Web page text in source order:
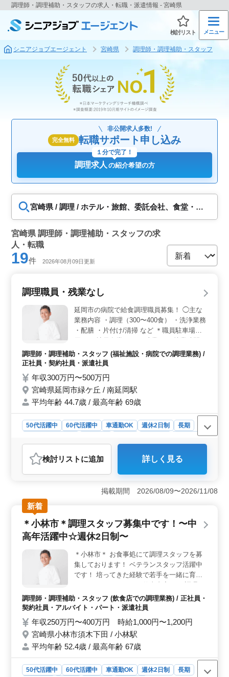
調理師・調理補助・スタッフの求人・転職・派遣情報 - 宮崎県
検討リスト メニュー
シニアジョブエージェント 宮崎県 調理師・調理補助・スタッフ
完全無料
非公開求人多数!
転職サポート申し込み
調理求人 の紹介希望の方
１分で完了！
宮崎県 / 調理 / ホテル・旅館、委託会社、食堂・給
宮崎県 調理師・調理補助・スタッフの求
人・転職
19件 2026年08月09日更新
調理職員・残業なし
延岡市の病院で給食調理職員募集！ ◯主な
業務内容 ・調理（300〜400食） ・洗浄業務
・配膳 ・片付け/清掃 など ＊職員駐車場利
相談に応じます。 ライフワークバランスを
重視して働いていただけます。
調理師・調理補助・スタッフ (福祉施設・病院での調理業務) /
正社員・契約社員・派遣社員
年収300万円〜500万円
宮崎県延岡市緑ケ丘 / 南延岡駅
平均年齢 44.7歳 / 最高年齢 69歳
50代活躍中 60代活躍中 車通勤OK 週休2日制
長期
派遣社員
おすすめポイント
＜柔軟な勤務時間でライフワークバランスを重視＞ 勤
務時間の相談が可能で、シフト制による週休2日が確保さ
れています。残業がないため、家庭やプライベートとの
両立がしやすい環境です。勤務時間の柔軟性があるた
め、ライフスタイルに合わせた働き方ができます。
＜高い報酬と充実した福利厚生＞ 賞与は前年度実績で4
ヶ月分支給されるため、安定した収入が期待できます。
きます。車通勤が可能で、無料駐車場が利用できる点も
便利です。 ＜幅広い世代が活躍中＞ 調理経験が1年
以上あれば応募可能です。50代から60代のスタッフが活
躍しており、幅広い世代の方が働ける職場です。調理や
洗浄業務、配膳などの業務を通じて、チームワークを発
揮しながら働ける環境が整っています。
検討リスト に追加 詳しく見る
掲載期間 2026/08/09〜2026/11/08
新着
＊小林市＊調理スタッフ募集中です！〜中
高年活躍中☆週休2日制〜
＊小林市＊ お食事処にて調理スタッフを募
集しております！ ベテランスタッフ活躍中
です！ 培ってきた経験で若手を一緒に育て
盛り付け ・仕込み ・食器洗浄 ・厨房業務
・店内清掃 ・調理補助 ＊ポイント＊ ・週休
50代、60代の採用実績あり ・マイカー通勤
可能 ブランクのある方もご応募可能！ ＼ま
ずはお気軽にお問い合わせください／
調理師・調理補助・スタッフ (飲食店での調理業務) / 正社員・
契約社員・アルバイト・パート・派遣社員
年収250万円〜400万円 時給1,000円〜1,200円
宮崎県小林市須木下田 / 小林駅
平均年齢 52.4歳 / 最高年齢 67歳
50代活躍中 60代活躍中 車通勤OK 週休2日制
長期